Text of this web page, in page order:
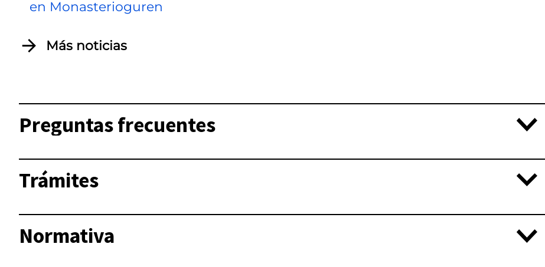
en Monasterioguren
Más noticias
Preguntas frecuentes
Trámites
Normativa